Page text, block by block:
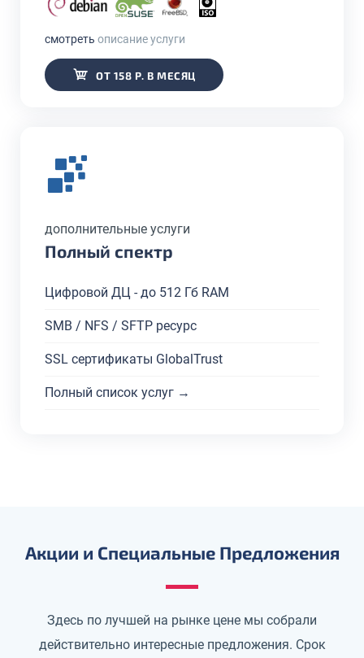
смотреть описание услуги
ОТ 158 Р. В МЕСЯЦ
дополнительные услуги
Полный спектр
Цифровой ДЦ - до 512 Гб RAM
SMB / NFS / SFTP ресурс
SSL сертификаты GlobalTrust
Полный список услуг →
Акции и Специальные Предложения
Здесь по лучшей на рынке цене мы собрали
действительно интересные предложения. Срок